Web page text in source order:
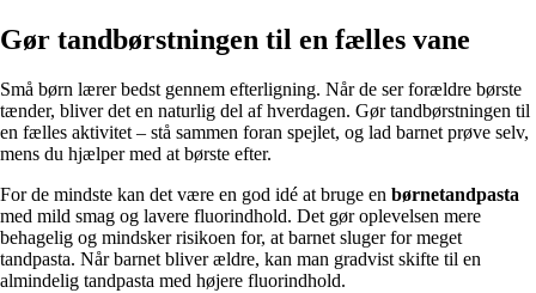
Gør tandbørstningen til en fælles vane
Små børn lærer bedst gennem efterligning. Når de ser forældre børste
tænder, bliver det en naturlig del af hverdagen. Gør tandbørstningen til
en fælles aktivitet – stå sammen foran spejlet, og lad barnet prøve selv,
mens du hjælper med at børste efter.
For de mindste kan det være en god idé at bruge en børnetandpasta
med mild smag og lavere fluorindhold. Det gør oplevelsen mere
behagelig og mindsker risikoen for, at barnet sluger for meget
tandpasta. Når barnet bliver ældre, kan man gradvist skifte til en
almindelig tandpasta med højere fluorindhold.